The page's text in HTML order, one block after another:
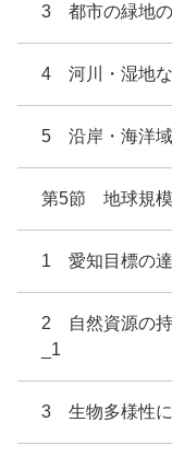
3 都市の緑地の
4 河川・湿地な
5 沿岸・海洋域
第5節 地球規模
1 愛知目標の達
2 自然資源の持
_1
3 生物多様性に